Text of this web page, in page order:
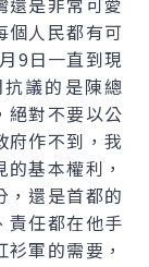
個人民都有可
9日一直到現
議的是陳總
絕對不要以公
府作不到，我
基本權利，
，還是首都的
責任都在他手
軍的需要，